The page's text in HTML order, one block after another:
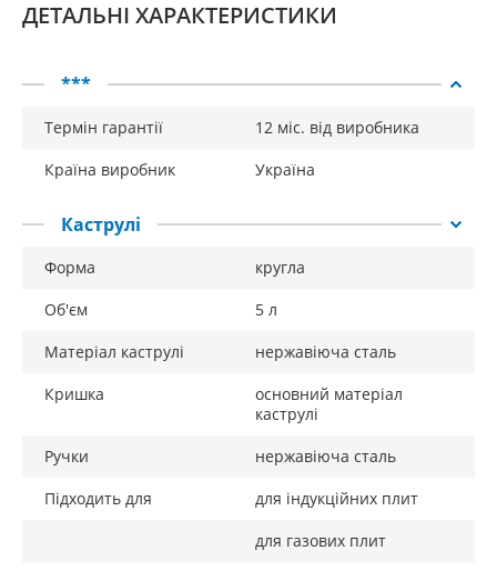
ДЕТАЛЬНІ ХАРАКТЕРИСТИКИ
***
Термін гарантії
12 міс. від виробника
Країна виробник
Україна
Каструлі
Форма
кругла
Об'єм
5 л
Матеріал каструлі
нержавіюча сталь
Кришка
основний матеріал
каструлі
Ручки
нержавіюча сталь
Підходить для
для індукційних плит
для газових плит